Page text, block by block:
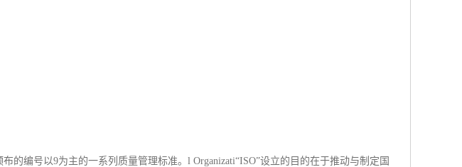
的编号以9为主的一系列质量管理标准。l Organizati“ISO”设立的目的在于推动与制定国